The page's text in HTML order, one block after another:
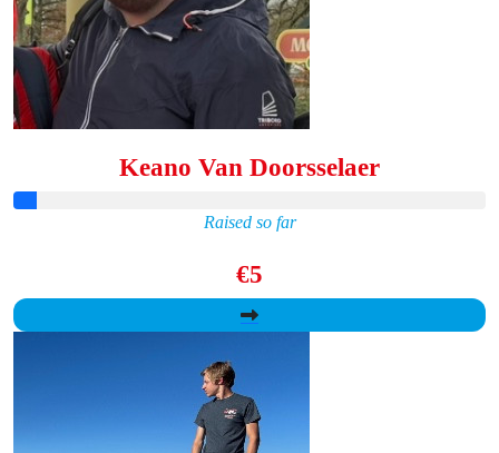
Keano Van Doorsselaer
Raised so far
€5